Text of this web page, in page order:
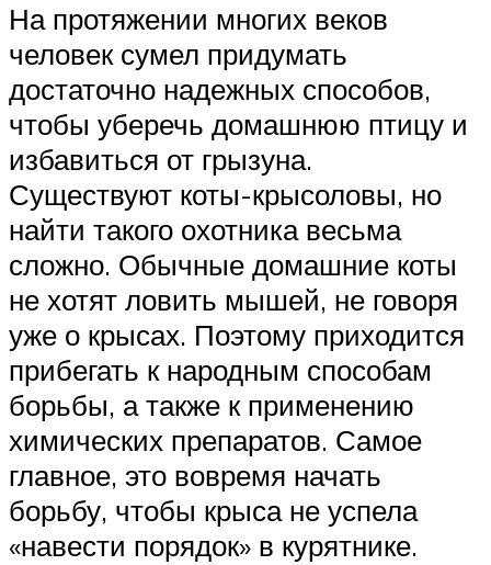
На протяжении многих веков
человек сумел придумать
достаточно надежных способов,
чтобы уберечь домашнюю птицу и
избавиться от грызуна.
Существуют коты-крысоловы, но
найти такого охотника весьма
сложно. Обычные домашние коты
не хотят ловить мышей, не говоря
уже о крысах. Поэтому приходится
прибегать к народным способам
борьбы, а также к применению
химических препаратов. Самое
главное, это вовремя начать
борьбу, чтобы крыса не успела
«навести порядок» в курятнике.